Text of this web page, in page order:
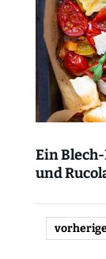
Ein
und